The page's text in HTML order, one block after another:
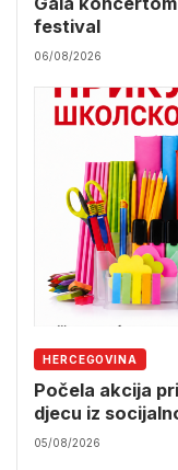
festival
06/08/2026
HERCEGOVINA
Počela akcija
djecu iz
05/08/2026